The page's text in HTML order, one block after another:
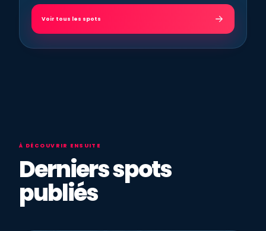
Voir tous les spots
À DÉCOUVRIR ENSUITE
Derniers spots
publiés